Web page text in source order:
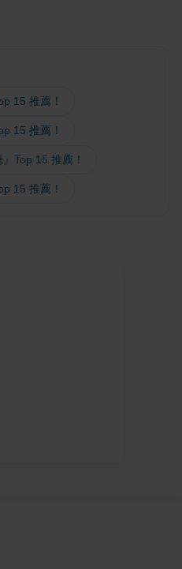
15 推薦！
15 推薦！
Top 15 推薦！
15 推薦！